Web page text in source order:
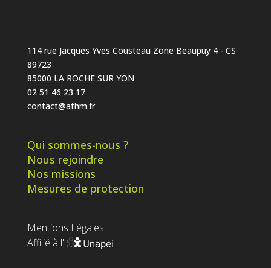
114 rue Jacques Yves Cousteau Zone Beaupuy 4 - CS
89723
85000 LA ROCHE SUR YON
02 51 46 23 17
contact@athm.fr
Qui sommes-nous ?
Nous rejoindre
Nos missions
Mesures de protection
Mentions Légales
Affilié à l'